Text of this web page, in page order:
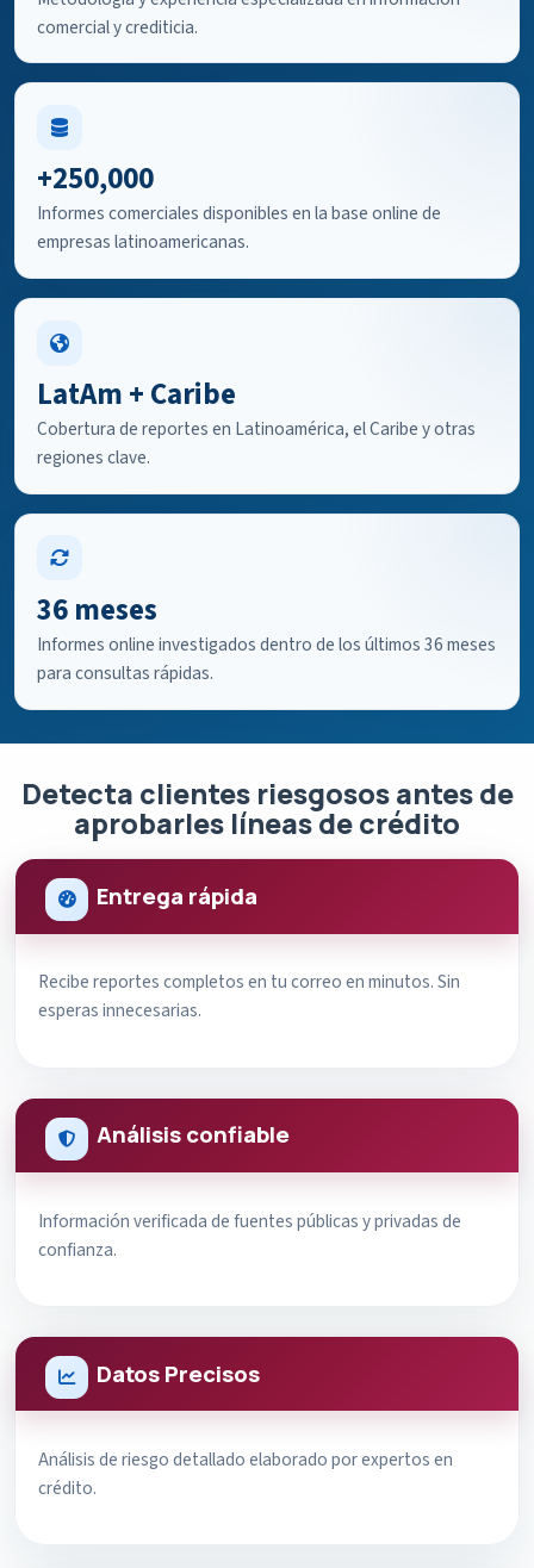
comercial y crediticia.
+250,000
Informes comerciales disponibles en la base online de
empresas latinoamericanas.
LatAm + Caribe
Cobertura de reportes en Latinoamérica, el Caribe y otras
regiones clave.
36 meses
Informes online investigados dentro de los últimos 36 meses
para consultas rápidas.
Detecta clientes riesgosos antes de
aprobarles líneas de crédito
Entrega rápida
Recibe reportes completos en tu correo en minutos. Sin
esperas innecesarias.
Análisis confiable
Información verificada de fuentes públicas y privadas de
confianza.
Datos Precisos
Análisis de riesgo detallado elaborado por expertos en
crédito.